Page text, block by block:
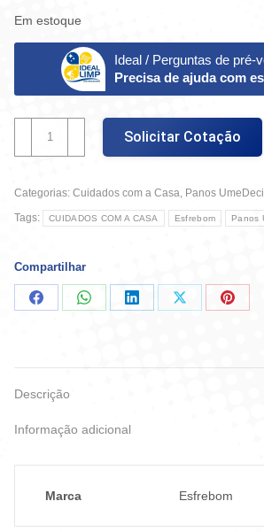
Em estoque
Ideal / Perguntas de pré-
Precisa de ajuda com
Cozinha
Em
1
Solicitar Cotação
Categorias: Cuidados com a Casa, Panos
Tags:
CUIDADOS COM A CASA Esfrebom Panos
Compartilhar
CompartilharCompartilharCompartilharCompartilhar
Descrição
Informação adicional
Marca Esfrebom